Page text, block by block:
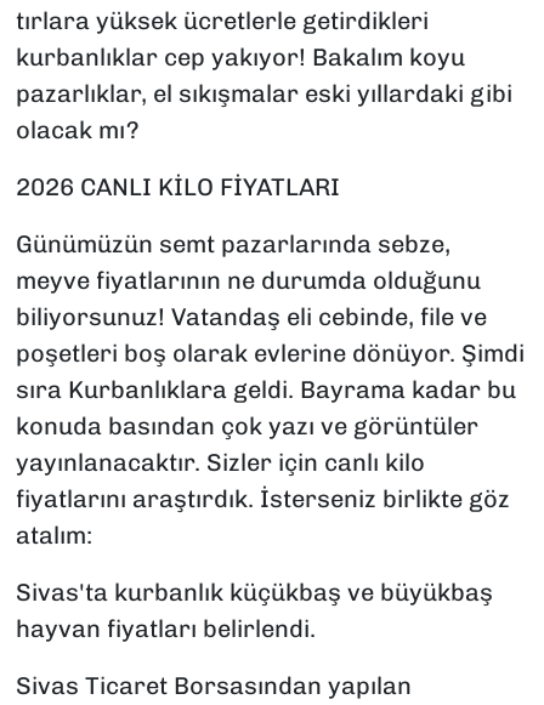
tırlara yüksek ücretlerle getirdikleri
kurbanlıklar cep yakıyor! Bakalım koyu
pazarlıklar, el sıkışmalar eski yıllardaki gibi
olacak mı?
2026 CANLI KİLO FİYATLARI
Günümüzün semt pazarlarında sebze,
meyve fiyatlarının ne durumda olduğunu
biliyorsunuz! Vatandaş eli cebinde, file ve
poşetleri boş olarak evlerine dönüyor. Şimdi
sıra Kurbanlıklara geldi. Bayrama kadar bu
konuda basından çok yazı ve görüntüler
yayınlanacaktır. Sizler için canlı kilo
fiyatlarını araştırdık. İsterseniz birlikte göz
atalım:
Sivas'ta kurbanlık küçükbaş ve büyükbaş
hayvan fiyatları belirlendi.
Sivas Ticaret Borsasından yapılan